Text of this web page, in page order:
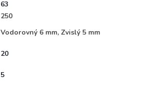
63
250
Vodorovný 6 mm, Zvislý 5 mm
20
5